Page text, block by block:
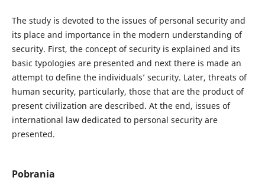
The study is devoted to the issues of personal security and
its place and importance in the modern understanding of
security. First, the concept of security is explained and its
basic typologies are presented and next there is made an
attempt to define the individuals’ security. Later, threats of
human security, particularly, those that are the product of
present civilization are described. At the end, issues of
international law dedicated to personal security are
presented.
Pobrania